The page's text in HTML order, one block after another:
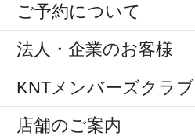
ご予約について
法人・企業のお客様
KNTメンバーズクラブ
店舗のご案内